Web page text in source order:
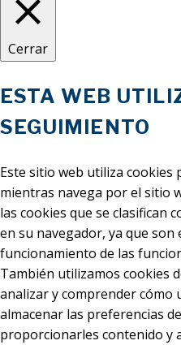
Cerrar
ESTA WEB
SEGUIMIENTO
Este sitio web utiliza cookies
mientras navega por el sitio
las cookies que se clasifican
en su navegador, ya que son
funcionamiento de las
También utilizamos cookies
analizar y comprender cómo
almacenar las preferencias
proporcionarles contenido y